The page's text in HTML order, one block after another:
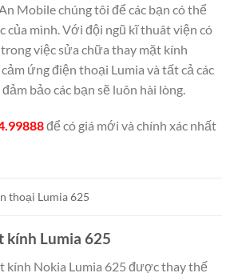
Mobile chúng tôi để các bạn có thể
của mình. Với đội ngũ kĩ thuât viện có
việc sửa chữa thay mặt kính
ứng điện thoại Lumia và tất cả các
bảo các bạn sẽ luôn hài lòng.
để có giá mới và chính xác nhất
thoại Lumia 625
kính Lumia 625
kính Nokia Lumia 625 được thay thế